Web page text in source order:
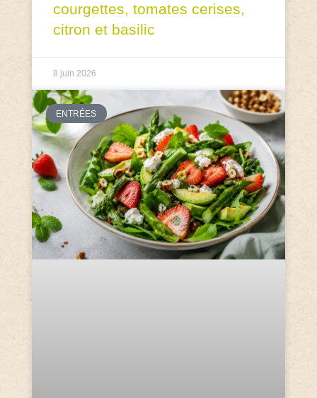
courgettes, tomates cerises,
citron et basilic
8 juin 2026
ENTRÉES